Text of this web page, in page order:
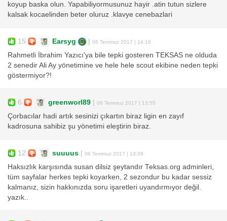
koyup baska olun. Yapabiliyormusunuz hayir .atin tutun sizlere
kalsak kocaelinden beter oluruz .klavye cenebazlari
15 Earsyg 06 Temmuz 2017 | 14:16
Rahmetli İbrahim Yazıcı'ya bile tepki gosteren TEKSAS ne olduda
2 senedir Ali Ay yönetimine ve hele hele scout ekibine neden tepki
göstermiyor?!
6 greenworl89 06 Temmuz 2017 | 13:55
Çorbacılar hadi artık sesinizi çıkartın biraz ligin en zayıf
kadrosuna sahibiz şu yönetimi eleştirin biraz.
12 suuuus 06 Temmuz 2017 | 13:39
Haksızlık karşısında susan dilsiz şeytandır Teksas.org adminleri,
tüm sayfalar herkes tepki koyarken, 2 sezondur bu kadar sessiz
kalmanız, sizin hakkınızda soru işaretleri uyandırmıyor değil.
yazık..